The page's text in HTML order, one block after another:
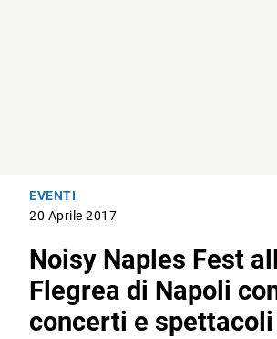
EVENTI
20 Aprile 2017
Noisy Naples Fest
Flegrea di Napoli
concerti e